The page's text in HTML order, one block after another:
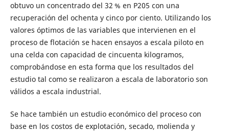
obtuvo un concentrado del 32 % en P205 con una
recuperación del ochenta y cinco por ciento. Utilizando los
valores óptimos de las variables que intervienen en el
proceso de flotación se hacen ensayos a escala piloto en
una celda con capacidad de cincuenta kilogramos,
comprobándose en esta forma que los resultados del
estudio tal como se realizaron a escala de laboratorio son
válidos a escala industrial.
Se hace también un estudio económico del proceso con
base en los costos de explotación, secado, molienda y